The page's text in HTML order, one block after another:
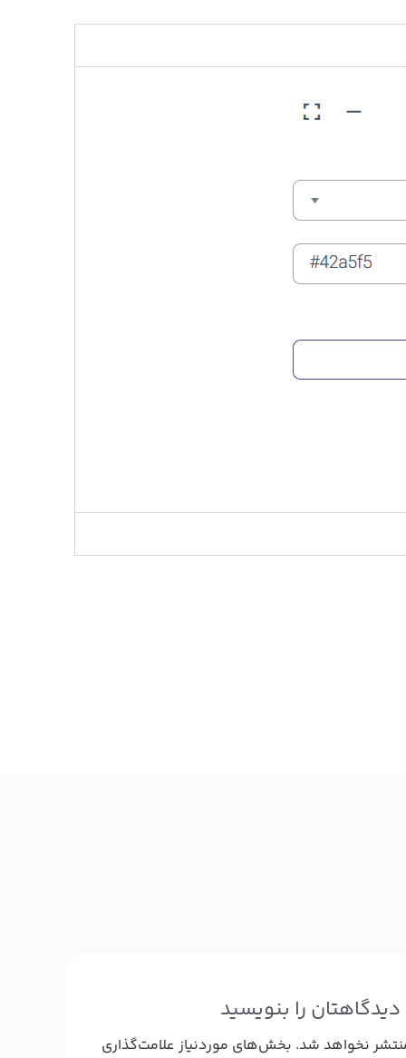
دیدگاهتان را بنویسید
نخواهد شد. بخش‌های موردنیاز علامت‌گذاری